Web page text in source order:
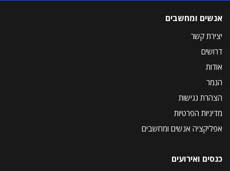
אנשים ומחשבים
יצירת קשר
דרושים
אודות
הנמר
הצהרת נגישות
מדיניות הפרטיות
אפליקציה אנשים ומחשבים
כנסים ואירועים